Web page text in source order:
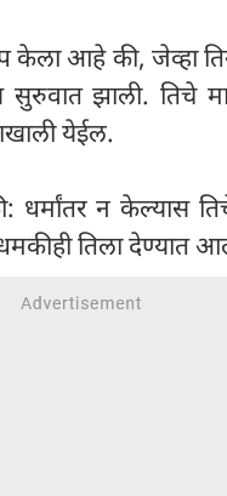
आहे की, जेव्हा
सुरुवात झाली. तिचे
येईल.
धर्मांतर न केल्यास
तिला देण्यात